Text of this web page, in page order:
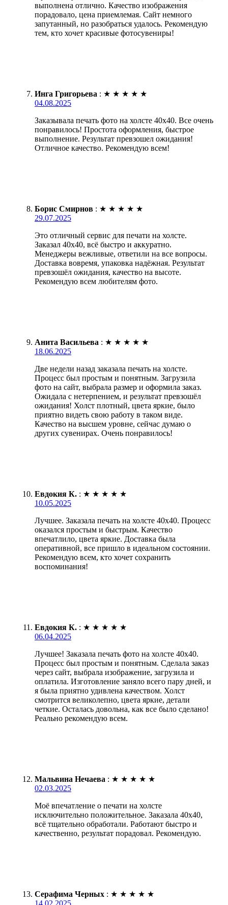
выполнена отлично. Качество изображения
порадовало, цена приемлемая. Сайт немного
запутанный, но разобраться удалось. Рекомендую
тем, кто хочет красивые фотосувениры!
Инга Григорьева : ★ ★ ★ ★ ★
04.08.2025
Заказывала печать фото на холсте 40х40. Все очень
понравилось! Простота оформления, быстрое
выполнение. Результат превзошел ожидания!
Отличное качество. Рекомендую всем!
Борис Смирнов : ★ ★ ★ ★ ★
29.07.2025
Это отличный сервис для печати на холсте.
Заказал 40х40, всё быстро и аккуратно.
Менеджеры вежливые, ответили на все вопросы.
Доставка вовремя, упаковка надёжная. Результат
превзошёл ожидания, качество на высоте.
Рекомендую всем любителям фото.
Анита Васильева : ★ ★ ★ ★ ★
18.06.2025
Две недели назад заказала печать на холсте.
Процесс был простым и понятным. Загрузила
фото на сайт, выбрала размер и оформила заказ.
Ожидала с нетерпением, и результат превзошёл
ожидания! Холст плотный, цвета яркие, было
приятно видеть свою работу в таком виде.
Качество на высшем уровне, сейчас думаю о
других сувенирах. Очень понравилось!
Евдокия К. : ★ ★ ★ ★ ★
10.05.2025
Лучшее. Заказала печать на холсте 40х40. Процесс
оказался простым и быстрым. Качество
впечатлило, цвета яркие. Доставка была
оперативной, все пришло в идеальном состоянии.
Рекомендую всем, кто хочет сохранить
воспоминания!
Евдокия К. : ★ ★ ★ ★ ★
06.04.2025
Лучшее! Заказала печать фото на холсте 40х40.
Процесс был простым и понятным. Сделала заказ
через сайт, выбрала изображение, загрузила и
оплатила. Изготовление заняло всего пару дней, и
я была приятно удивлена качеством. Холст
смотрится великолепно, цвета яркие, детали
четкие. Осталась довольна, как все было сделано!
Реально рекомендую всем.
Мальвина Нечаева : ★ ★ ★ ★ ★
02.03.2025
Моё впечатление о печати на холсте
исключительно положительное. Заказала 40х40,
всё тщательно обработали. Работают быстро и
качественно, результат порадовал. Рекомендую.
Серафима Черных : ★ ★ ★ ★ ★
14.02.2025